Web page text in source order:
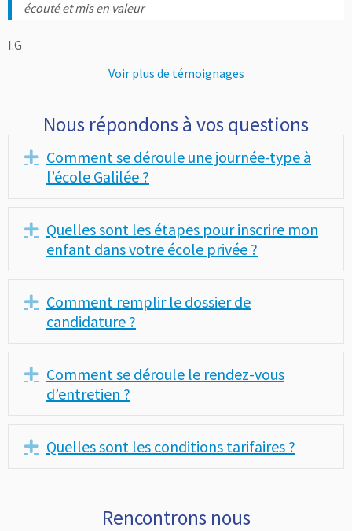
écouté et mis en valeur
I.G
Voir plus de témoignages
Nous répondons à vos questions
Déplier
Comment se déroule une journée-type à
l’école Galilée ?
Déplier
Quelles sont les étapes pour inscrire mon
enfant dans votre école privée ?
Déplier
Comment remplir le dossier de
candidature ?
Déplier
Comment se déroule le rendez-vous
d’entretien ?
Déplier
Quelles sont les conditions tarifaires ?
Rencontrons nous